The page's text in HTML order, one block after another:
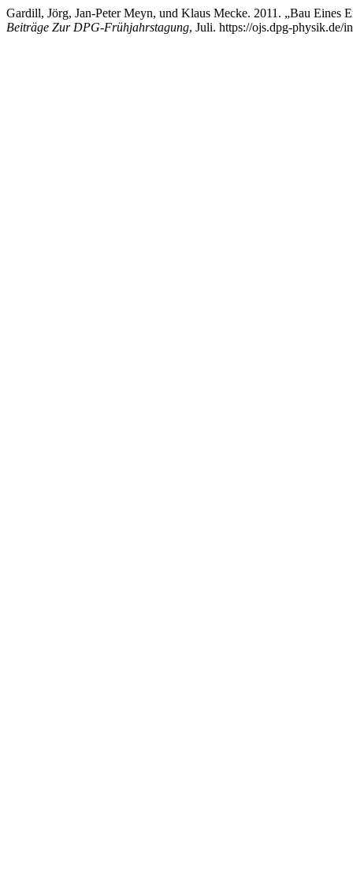
Gardill, Jörg, Jan-Peter Meyn, und Klaus Mecke. 2011. „Bau Eines
Beiträge Zur DPG-Frühjahrstagung, Juli. https://ojs.dpg-physik.de/